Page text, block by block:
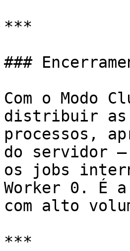
***
###
Com o Modo
distribuir as
processos,
do servidor —
os jobs
Worker 0. É a
com alto
***